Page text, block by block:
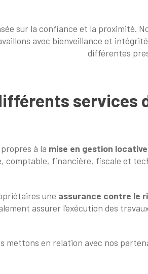
sur la confiance et la proximité.
avec bienveillance et
différentes
services
à la mise en gestion
comptable, financière, fiscale et
une assurance contre le
assurer l’exécution des
mettons en relation avec nos